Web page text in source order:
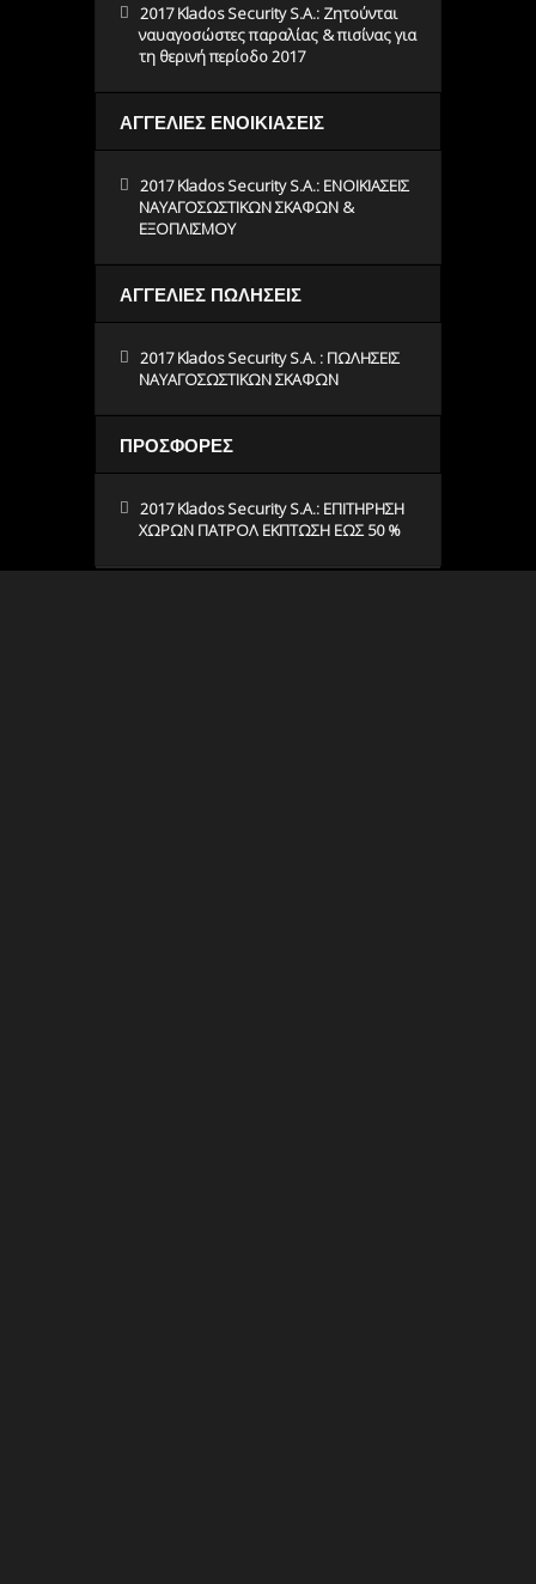
2017 Klados Security S.A.: Ζητούνται
ναυαγοσώστες παραλίας & πισίνας για
τη θερινή περίοδο 2017
ΑΓΓΕΛΙΕΣ ΕΝΟΙΚΙΑΣΕΙΣ
2017 Klados Security S.A.: ΕΝΟΙΚΙΑΣΕΙΣ
ΝΑΥΑΓΟΣΩΣΤΙΚΩΝ ΣΚΑΦΩΝ &
ΕΞΟΠΛΙΣΜΟΥ
ΑΓΓΕΛΙΕΣ ΠΩΛΗΣΕΙΣ
2017 Klados Security S.A. : ΠΩΛΗΣΕΙΣ
ΝΑΥΑΓΟΣΩΣΤΙΚΩΝ ΣΚΑΦΩΝ
ΠΡΟΣΦΟΡΕΣ
2017 Klados Security S.A.: ΕΠΙΤΗΡΗΣΗ
ΧΩΡΩΝ ΠΑΤΡΟΛ ΕΚΠΤΩΣΗ ΕΩΣ 50 %